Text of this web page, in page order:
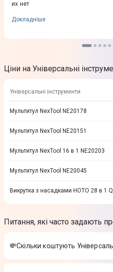
их нет
Докладніше
Ціни на Універсальні
Універсальні інструменти
Мультитул NexTool NE20178
Мультитул NexTool NE20151
Мультитул NexTool 16 в 1 NE20203
Мультитул NexTool NE20045
Викрутка з насадками HOTO 28 в 1
Питання, які часто задають
💸Скільки коштують